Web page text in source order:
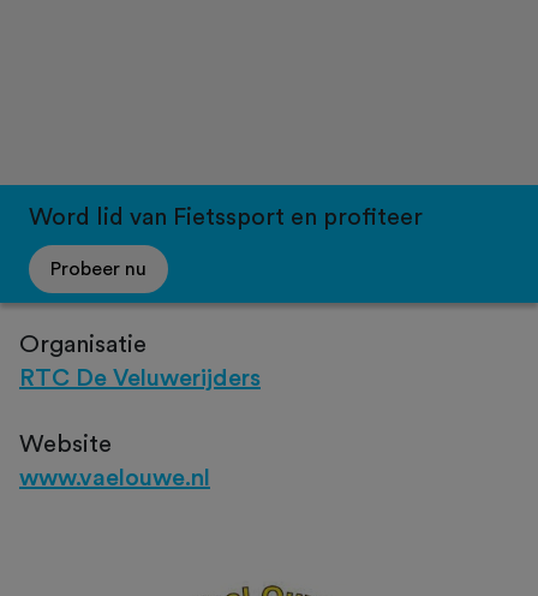
Word lid van Fietssport en profiteer
Probeer nu
Organisatie
RTC De Veluwerijders
Website
www.vaelouwe.nl